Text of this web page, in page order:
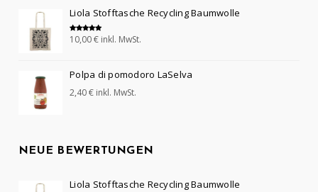
Liola Stofftasche Recycling Baumwolle
Bewertet mit
5.00
10,00€ inkl. MwSt.
Polpa di pomodoro LaSelva
2,40€ inkl. MwSt.
NEUE BEWERTUNGEN
Liola Stofftasche Recycling Baumwolle